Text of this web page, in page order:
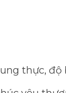
thực, độ